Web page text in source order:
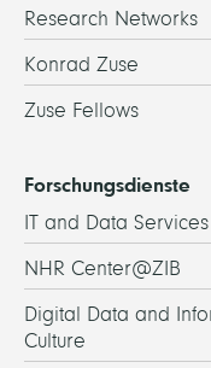
Research Networks
Konrad Zuse
Zuse Fellows
Forschungsdienste
IT and Data Services
NHR Center@ZIB
Digital Data and
Culture